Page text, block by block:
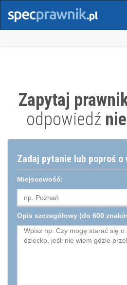
Zapytaj
odpowiedź
Zadaj pytanie lub poproś o
Miejscowość:
Opis szczegółowy (do 600